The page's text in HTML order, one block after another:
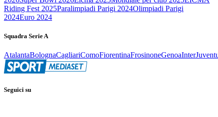
Riding Fest 2025Paralimpiadi Parigi 2024Olimpiadi Parigi
2024Euro 2024
Squadra Serie A
AtalantaBolognaCagliariComoFiorentinaFrosinoneGenoaInter
Seguici su